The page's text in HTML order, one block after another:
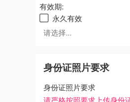
有效期:
永久有效
身份证照片要求
身份证照片要求
请严格按照要求上传身份